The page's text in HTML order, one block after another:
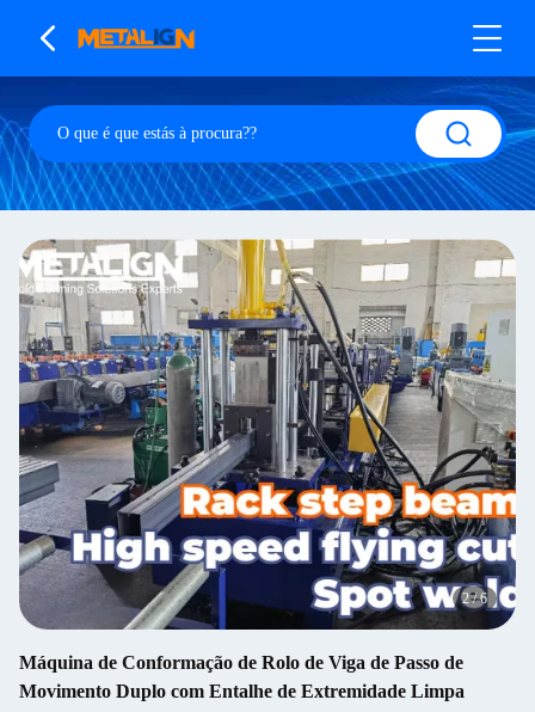
2/6
Máquina de Conformação de Rolo de Viga de Passo de
Movimento Duplo com Entalhe de Extremidade Limpa